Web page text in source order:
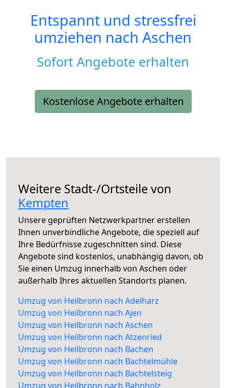
Entspannt und stressfrei
umziehen nach Aschen
Sofort Angebote erhalten
Kostenlose Angebote erhalten
Weitere Stadt-/Ortsteile von
Kempten
Unsere geprüften Netzwerkpartner erstellen
Ihnen unverbindliche Angebote, die speziell auf
Ihre Bedürfnisse zugeschnitten sind. Diese
Angebote sind kostenlos, unabhängig davon, ob
Sie einen Umzug innerhalb von Aschen oder
außerhalb Ihres aktuellen Standorts planen.
Umzug von Heilbronn nach Adelharz
Umzug von Heilbronn nach Ajen
Umzug von Heilbronn nach Aschen
Umzug von Heilbronn nach Atzenried
Umzug von Heilbronn nach Bachen
Umzug von Heilbronn nach Bachtelmühle
Umzug von Heilbronn nach Bachtelsteig
Umzug von Heilbronn nach Bahnholz